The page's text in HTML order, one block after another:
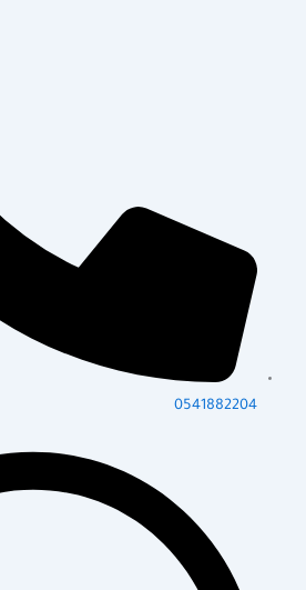
0541882204